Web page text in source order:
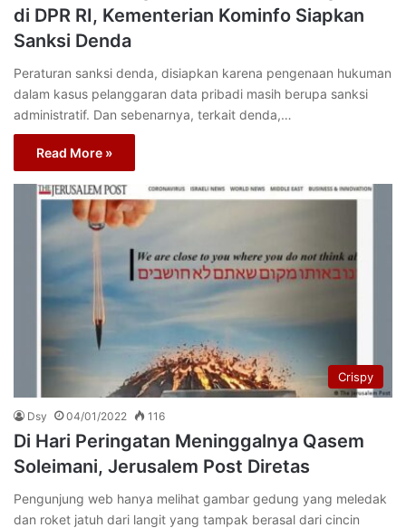
di DPR RI, Kementerian Kominfo Siapkan
Sanksi Denda
Peraturan sanksi denda, disiapkan karena pengenaan hukuman
dalam kasus pelanggaran data pribadi masih berupa sanksi
administratif. Dan sebenarnya, terkait denda,…
Read More »
Crispy
Dsy 04/01/2022 116
Di Hari Peringatan Meninggalnya Qasem
Soleimani, Jerusalem Post Diretas
Pengunjung web hanya melihat gambar gedung yang meledak
dan roket jatuh dari langit yang tampak berasal dari cincin